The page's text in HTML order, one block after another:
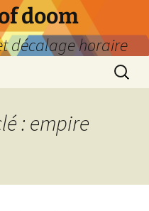
doom
décalage horaire
: empire